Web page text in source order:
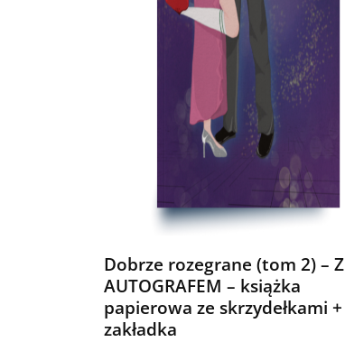
Dobrze rozegrane (tom 2) – Z
AUTOGRAFEM – książka
papierowa ze skrzydełkami +
zakładka